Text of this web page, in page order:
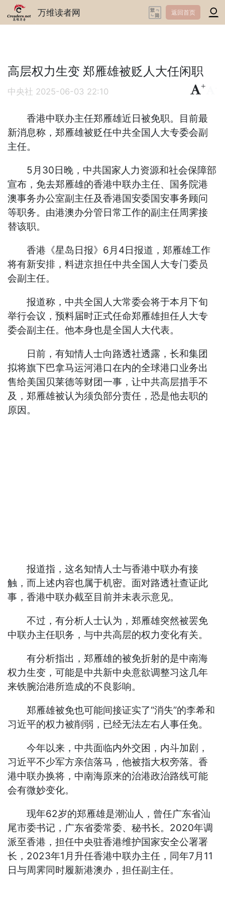
万维读者网 返回首页
高层权力生变 郑雁雄被贬人大任闲职
中央社 2025-06-03 22:10
+
香港中联办主任郑雁雄近日被免职。目前最
新消息称，郑雁雄被贬任中共全国人大专委会副
主任。
5月30日晚，中共国家人力资源和社会保障部
宣布，免去郑雁雄的香港中联办主任、国务院港
澳事务办公室副主任及香港国安委国安事务顾问
等职务。由港澳办分管日常工作的副主任周霁接
替该职。
香港《星岛日报》6月4日报道，郑雁雄工作
将有新安排，料进京担任中共全国人大专门委员
会副主任。
报道称，中共全国人大常委会将于本月下旬
举行会议，预料届时正式任命郑雁雄担任人大专
委会副主任。他本身也是全国人大代表。
日前，有知情人士向路透社透露，长和集团
拟将旗下巴拿马运河港口在内的全球港口业务出
售给美国贝莱德等财团一事，让中共高层措手不
及，郑雁雄被认为须负部分责任，恐是他去职的
原因。
报道指，这名知情人士与香港中联办有接
触，而上述内容也属于机密。面对路透社查证此
事，香港中联办截至目前并未表示意见。
不过，有分析人士认为，郑雁雄突然被罢免
中联办主任职务，与中共高层的权力变化有关。
有分析指出，郑雁雄的被免折射的是中南海
权力生变，可能是中共新中央意欲调整习这几年
来铁腕治港所造成的不良影响。
郑雁雄被免也可能间接证实了“消失”的李希和
习近平的权力被削弱，已经无法左右人事任免。
今年以来，中共面临内外交困，内斗加剧，
习近平不少军方亲信落马，他被指大权旁落。香
港中联办换将，中南海原来的治港政治路线可能
会有微妙变化。
现年62岁的郑雁雄是潮汕人，曾任广东省汕
尾市委书记，广东省委常委、秘书长。2020年调
派至香港，担任中央驻香港维护国家安全公署署
长，2023年1月升任香港中联办主任，同年7月11
日与周霁同时履新港澳办，担任副主任。